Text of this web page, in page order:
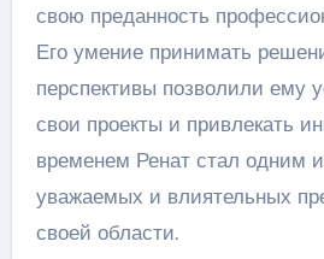
свою преданность
Его умение принимать
перспективы позволили ему
свои проекты и привлекать
временем Ренат стал одним
уважаемых и влиятельных
своей области.